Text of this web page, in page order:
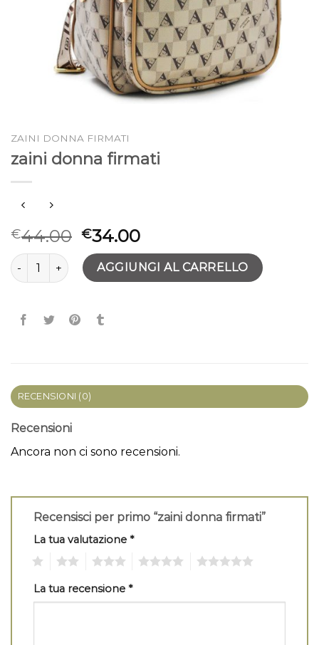
ZAINI DONNA FIRMATI
zaini donna firmati
€44.00 €34.00
zaini donna firmati quantitàAGGIUNGI AL CARRELLO
RECENSIONI (0)
Recensioni
Ancora non ci sono recensioni.
Recensisci per primo “zaini donna firmati”
La tua valutazione *
La tua recensione *